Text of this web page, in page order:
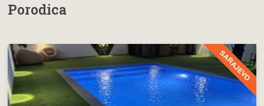
Porodica
SARAJEVO